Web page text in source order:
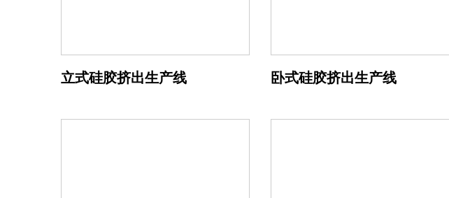
立式硅胶挤出生产线 卧式硅胶挤出生产线